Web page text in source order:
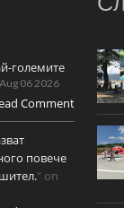
големите
Aug 06 2026
Comment
повече
" on